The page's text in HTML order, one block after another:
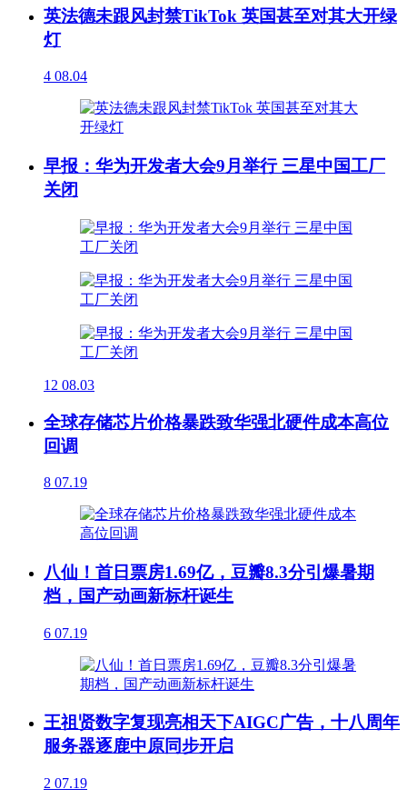
英法德未跟风封禁TikTok 英国甚至对其大开绿
灯
4 08.04
早报：华为开发者大会9月举行 三星中国工厂
关闭
12 08.03
全球存储芯片价格暴跌致华强北硬件成本高位
回调
8 07.19
八仙！首日票房1.69亿，豆瓣8.3分引爆暑期
档，国产动画新标杆诞生
6 07.19
王祖贤数字复现亮相天下AIGC广告，十八周年
服务器逐鹿中原同步开启
2 07.19